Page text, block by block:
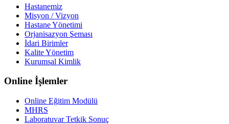
Hastanemiz
Misyon / Vizyon
Hastane Yönetimi
Orjanisazyon Şeması
İdari Birimler
Kalite Yönetim
Kurumsal Kimlik
Online İşlemler
Online Eğitim Modülü
MHRS
Laboratuvar Tetkik Sonuç